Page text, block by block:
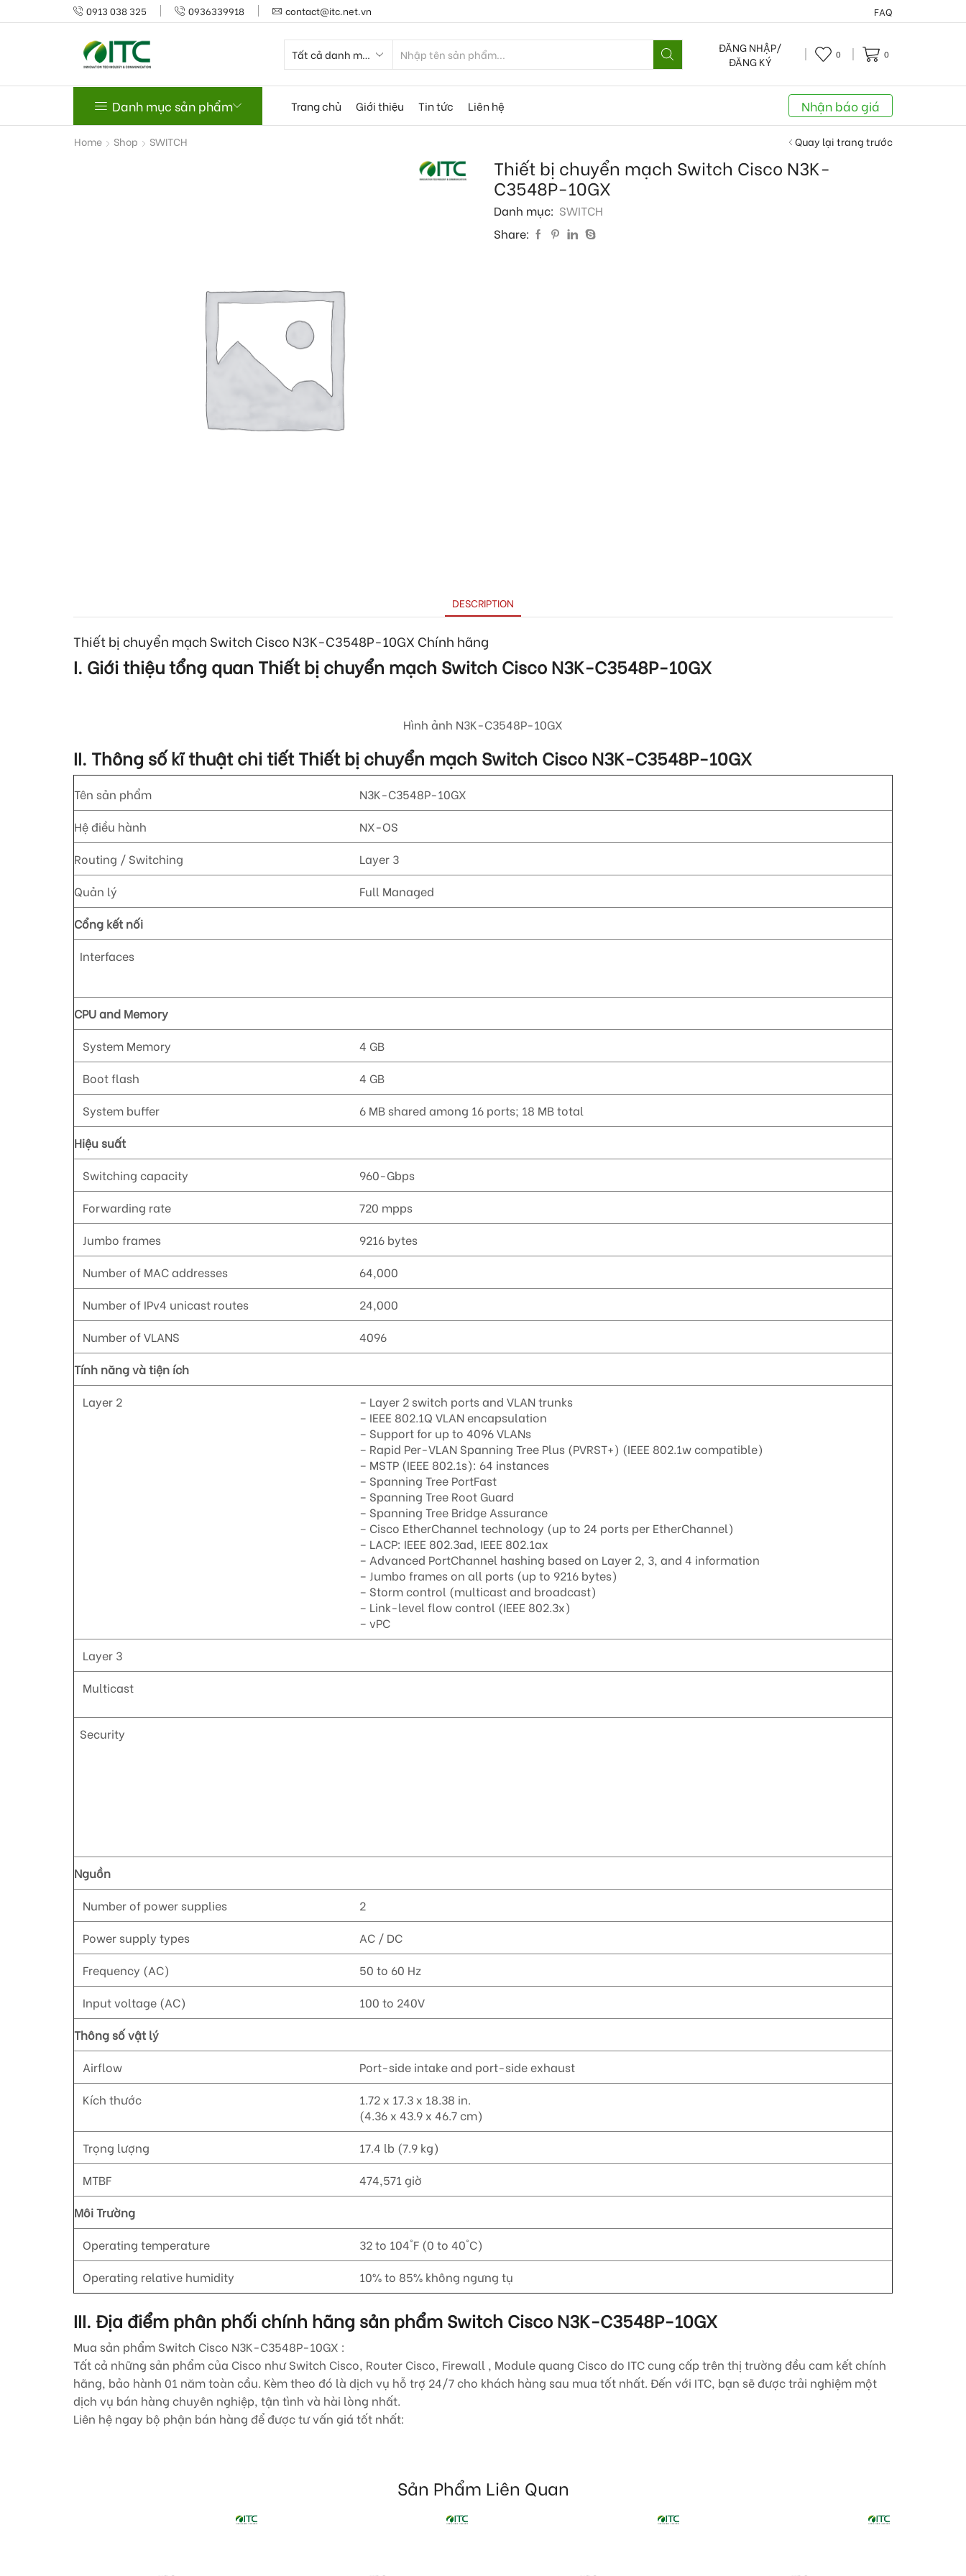
0913 038 325 0936339918 contact@itc.net.vn FAQ
ĐĂNG NHẬP/
ĐĂNG KÝ
0 0
Danh mục sản phẩm Trang chủ Giới thiệu Tin tức Liên hệ Nhận báo giá
Home Shop SWITCH Quay lại trang trước
Thiết bị chuyển mạch Switch Cisco N3K-
C3548P-10GX
Danh mục: SWITCH
Share:
DESCRIPTION
Thiết bị chuyển mạch Switch Cisco N3K-C3548P-10GX Chính hãng
I. Giới thiệu tổng quan Thiết bị chuyển mạch Switch Cisco N3K-C3548P-10GX
Hình ảnh N3K-C3548P-10GX
II. Thông số kĩ thuật chi tiết Thiết bị chuyển mạch Switch Cisco N3K-C3548P-10GX
Tên sản phẩm
N3K-C3548P-10GX
Hệ điều hành
NX-OS
Routing / Switching
Layer 3
Quản lý
Full Managed
Cổng kết nối
Interfaces
CPU and Memory
System Memory
4 GB
Boot flash
4 GB
System buffer
6 MB shared among 16 ports; 18 MB total
Hiệu suất
Switching capacity
960-Gbps
Forwarding rate
720 mpps
Jumbo frames
9216 bytes
Number of MAC addresses
64,000
Number of IPv4 unicast routes
24,000
Number of VLANS
4096
Tính năng và tiện ích
Layer 2
– Layer 2 switch ports and VLAN trunks
– IEEE 802.1Q VLAN encapsulation
– Support for up to 4096 VLANs
– Rapid Per-VLAN Spanning Tree Plus (PVRST+) (IEEE 802.1w compatible)
– MSTP (IEEE 802.1s): 64 instances
– Spanning Tree PortFast
– Spanning Tree Root Guard
– Spanning Tree Bridge Assurance
– Cisco EtherChannel technology (up to 24 ports per EtherChannel)
– LACP: IEEE 802.3ad, IEEE 802.1ax
– Advanced PortChannel hashing based on Layer 2, 3, and 4 information
– Jumbo frames on all ports (up to 9216 bytes)
– Storm control (multicast and broadcast)
– Link-level flow control (IEEE 802.3x)
– vPC
Layer 3
Multicast
Security
Nguồn
Number of power supplies
2
Power supply types
AC / DC
Frequency (AC)
50 to 60 Hz
Input voltage (AC)
100 to 240V
Thông số vật lý
Airflow
Port-side intake and port-side exhaust
Kích thước
1.72 x 17.3 x 18.38 in.
(4.36 x 43.9 x 46.7 cm)
Trọng lượng
17.4 lb (7.9 kg)
MTBF
474,571 giờ
Môi Trường
Operating temperature
32 to 104°F (0 to 40°C)
Operating relative humidity
10% to 85% không ngưng tụ
III. Địa điểm phân phối chính hãng sản phẩm Switch Cisco N3K-C3548P-10GX
Mua sản phẩm Switch Cisco N3K-C3548P-10GX :
Tất cả những sản phẩm của Cisco như Switch Cisco, Router Cisco, Firewall , Module quang Cisco do ITC cung cấp trên thị trường đều cam kết chính
hãng, bảo hành 01 năm toàn cầu. Kèm theo đó là dịch vụ hỗ trợ 24/7 cho khách hàng sau mua tốt nhất. Đến với ITC, bạn sẽ được trải nghiệm một
dịch vụ bán hàng chuyên nghiệp, tận tình và hài lòng nhất.
Liên hệ ngay bộ phận bán hàng để được tư vấn giá tốt nhất:
Sản Phẩm Liên Quan